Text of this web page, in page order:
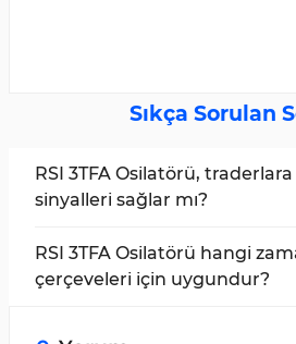
Sıkça Sorulan
RSI 3TFA Osilatörü, traderlara
sinyalleri sağlar mı?
olarak traderlara alım ve satış
RSI 3TFA Osilatörü hangi
çerçeveleri için uygundur?